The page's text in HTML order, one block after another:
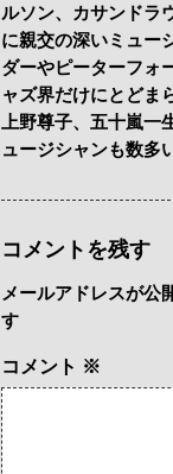
ルソン、カサンドラ
に親交の深いミュー
ダーやピーターフォ
ャズ界だけにとどま
上野尊子、五十嵐
ュージシャンも数多
コメントを残す
メールアドレスが公
す
コメント ※